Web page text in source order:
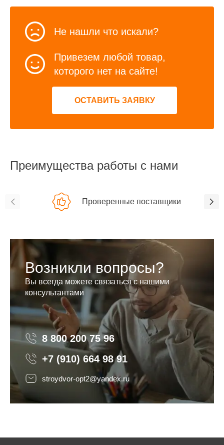
Не нашли что искали?
Привезем любой товар,
которого нет на сайте!
ОСТАВИТЬ ЗАЯВКУ
Преимущества работы с нами
Проверенные поставщики
Возникли вопросы?
Вы всегда можете связаться с нашими
консультантами
8 800 200 75 96 8 800 200 75 96
+7 (910) 664 98 91
stroydvor-opt2@yandex.ru